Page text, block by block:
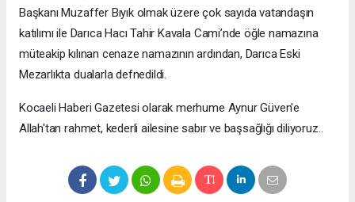
Başkanı Muzaffer Bıyık olmak üzere çok sayıda vatandaşın
katılımı ile Darıca Hacı Tahir Kavala Cami’nde öğle namazına
müteakip kılınan cenaze namazının ardından, Darıca Eski
Mezarlıkta dualarla defnedildi.
Kocaeli Haberi Gazetesi olarak merhume Aynur Güven'e
Allah'tan rahmet, kederli ailesine sabır ve başsağlığı diliyoruz..